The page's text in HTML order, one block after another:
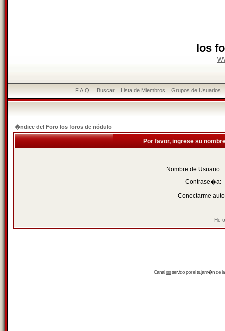
los
F.A.Q. Buscar Lista de Miembros Grupos de Usuarios
�ndice del Foro los foros de nódulo
Por favor, ingrese su
Nombre de Usuario:
Contrase�a:
Conectarme
He
Canalrssservido por eltrujam�nde